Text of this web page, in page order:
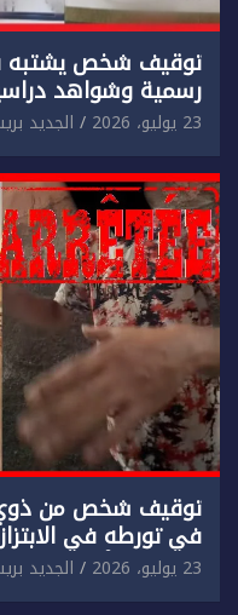
توقيف شخص يشتبه
رسمية وشواهد
مادي.
23 يوليو، 2026 الجديد
توقيف شخص من ذوي
في تورطه في
حق سائح أجنبي.
23 يوليو، 2026 الجديد